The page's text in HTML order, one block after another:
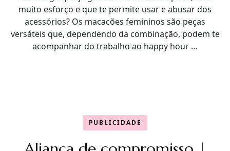
apostar
já!
muito esforço e que te permite usar e abusar dos
acessórios? Os macacões femininos são peças
versáteis que, dependendo da combinação, podem te
acompanhar do trabalho ao happy hour …
PUBLICIDADE